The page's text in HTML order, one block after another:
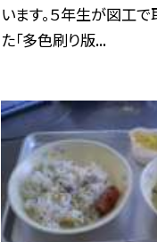
います。５年生が図工
た「多色刷り版...